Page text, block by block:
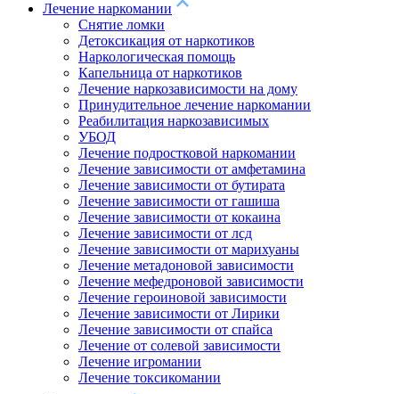
Лечение наркомании
Снятие ломки
Детоксикация от наркотиков
Наркологическая помощь
Капельница от наркотиков
Лечение наркозависимости на дому
Принудительное лечение наркомании
Реабилитация наркозависимых
УБОД
Лечение подростковой наркомании
Лечение зависимости от амфетамина
Лечение зависимости от бутирата
Лечение зависимости от гашиша
Лечение зависимости от кокаина
Лечение зависимости от лсд
Лечение зависимости от марихуаны
Лечение метадоновой зависимости
Лечение мефедроновой зависимости
Лечение героиновой зависимости
Лечение зависимости от Лирики
Лечение зависимости от спайса
Лечение от солевой зависимости
Лечение игромании
Лечение токсикомании